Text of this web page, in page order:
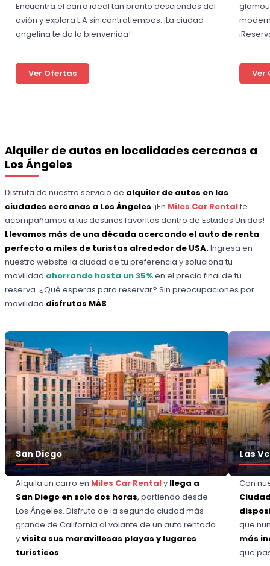
Encuentra el carro ideal tan pronto desciendas del
avión y explora L.A sin contratiempos. ¡La ciudad
angelina te da la bienvenida!
Ver Ofertas Ver
Alquiler de autos en localidades cercanas a
Los Ángeles
Disfruta de nuestro servicio de alquiler de autos en las
ciudades cercanas a Los Ángeles. ¡En Miles Car Rentalte
acompañamos a tus destinos favoritos dentro de Estados Unidos!
Llevamos más de una década acercando el auto de renta
perfecto a miles de turistas alrededor de USA.Ingresa en
nuestro website la ciudad de tu preferencia y soluciona tu
movilidad ahorrando hasta un 35%en el precio final de tu
reserva. ¿Qué esperas para reservar? Sin preocupaciones por
movilidad disfrutas MÁS.
San Diego
Alquila un carro en Miles Car Rentaly llega a
San Diego en solo dos horas, partiendo desde
Los Ángeles. Disfruta de la segunda ciudad más
grande de California al volante de un auto rentado
yvisita sus maravillosas playas y lugares
turísticos.
Las
Con
que
más
que